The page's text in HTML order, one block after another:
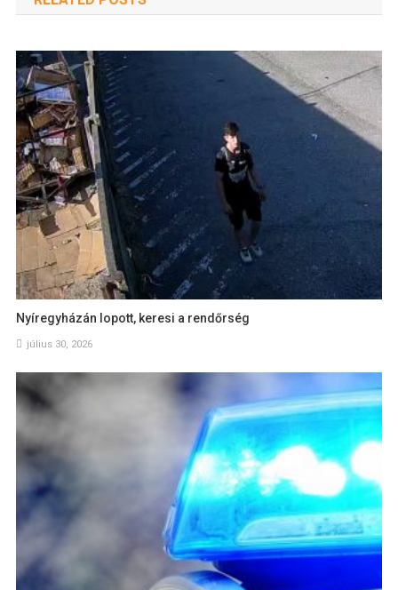
Nyíregyházán lopott, keresi a rendőrség
július 30, 2026